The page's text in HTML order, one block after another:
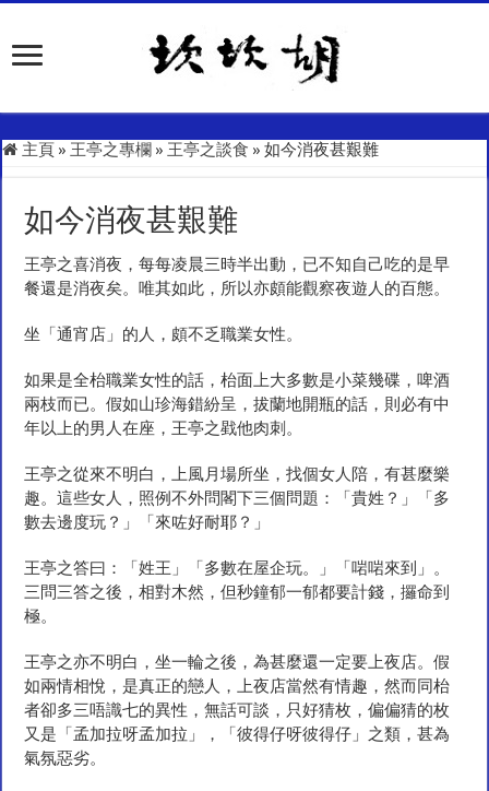
主頁 » 王亭之專欄 » 王亭之談食 » 如今消夜甚艱難
如今消夜甚艱難
王亭之喜消夜，每每凌晨三時半出動，已不知自己吃的是早
餐還是消夜矣。唯其如此，所以亦頗能觀察夜遊人的百態。
坐「通宵店」的人，頗不乏職業女性。
如果是全枱職業女性的話，枱面上大多數是小菜幾碟，啤酒
兩枝而已。假如山珍海錯紛呈，拔蘭地開瓶的話，則必有中
年以上的男人在座，王亭之戥他肉刺。
王亭之從來不明白，上風月場所坐，找個女人陪，有甚麼樂
趣。這些女人，照例不外問閣下三個問題：「貴姓？」「多
數去邊度玩？」「來咗好耐耶？」
王亭之答曰：「姓王」「多數在屋企玩。」「啱啱來到」。
三問三答之後，相對木然，但秒鐘郁一郁都要計錢，攞命到
極。
王亭之亦不明白，坐一輪之後，為甚麼還一定要上夜店。假
如兩情相悅，是真正的戀人，上夜店當然有情趣，然而同枱
者卻多三唔識七的異性，無話可談，只好猜枚，偏偏猜的枚
又是「孟加拉呀孟加拉」，「彼得仔呀彼得仔」之類，甚為
氣氛惡劣。